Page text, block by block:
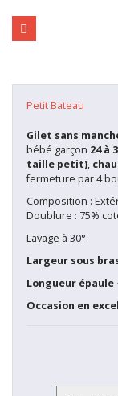
Petit Bateau
Gilet sans
bébé garçon 24 à
taille petit),
fermeture par 4
Composition :
Doublure : 75%
Lavage à 30°.
Largeur sous
Longueur épaule
Occasion en